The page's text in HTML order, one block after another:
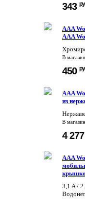
343
AAA
AAA
В
450
AAA
из
В
4
AAA
3,1 A /